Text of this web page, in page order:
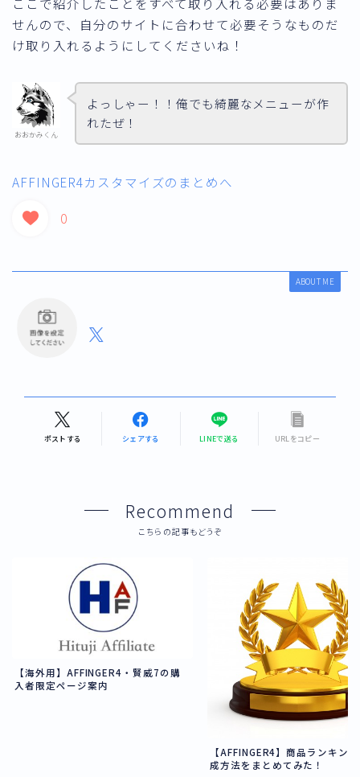
せんので、自分のサイトに合わせて必要そうなものだ
け取り入れるようにしてくださいね！
おおかみくん
よっしゃー！！俺でも綺麗なメニューが作
れたぜ！
AFFINGER4カスタマイズのまとめへ
0
ABOUT ME
ポストする シェアする LINEで送る URLをコピー
Recommend
こちらの記事もどうぞ
【海外用】AFFINGER4・賢威7の購
入者限定ページ案内
【AFFINGER4】商品ランキン
成方法をまとめてみた！